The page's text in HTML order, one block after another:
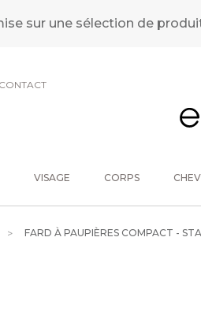
sur une sélection de
CONTACT
VISAGE CORPS
FARD À PAUPIÈRES COMPACT -